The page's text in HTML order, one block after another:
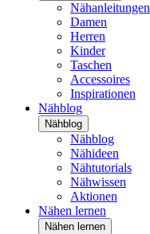
Nähanleitungen
Damen
Herren
Kinder
Taschen
Accessoires
Inspirationen
Nähblog
Nähblog
Nähblog
Nähideen
Nähtutorials
Nähwissen
Aktionen
Nähen lernen
Nähen lernen